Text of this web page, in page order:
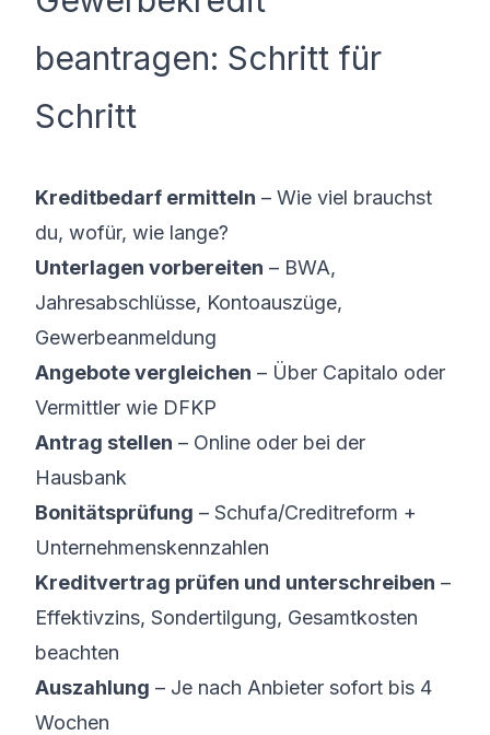
beantragen: Schritt für
Schritt
Kreditbedarf ermitteln – Wie viel brauchst
du, wofür, wie lange?
Unterlagen vorbereiten – BWA,
Jahresabschlüsse, Kontoauszüge,
Gewerbeanmeldung
Angebote vergleichen – Über Capitalo oder
Vermittler wie DFKP
Antrag stellen – Online oder bei der
Hausbank
Bonitätsprüfung – Schufa/Creditreform +
Unternehmenskennzahlen
Kreditvertrag prüfen und unterschreiben –
Effektivzins, Sondertilgung, Gesamtkosten
beachten
Auszahlung – Je nach Anbieter sofort bis 4
Wochen